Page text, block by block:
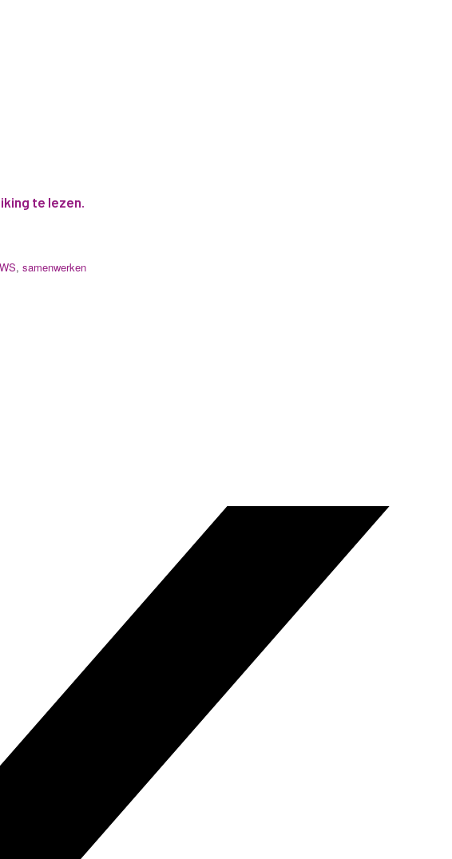
te lezen.
, samenwerken